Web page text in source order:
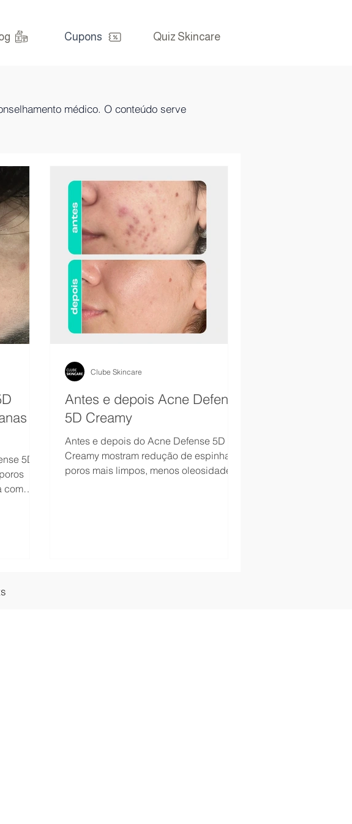
Cupons Quiz Skincare
médico. O conteúdo serve
5D
com
Antes e depois Acne Defense
5D Creamy
Antes e depois do Acne Defense 5D
Creamy mostram redução de espinhas,
poros mais limpos, menos oleosidade e
Clube Skincare